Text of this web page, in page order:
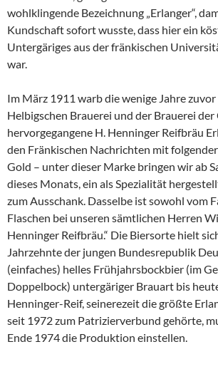
wohlklingende Bezeichnung „Erlanger“,
Kundschaft sofort wusste, dass hier ein
Untergäriges aus der fränkischen
war.
Im März 1911 warb die wenige Jahre zuvor
Helbigschen Brauerei und der Brauerei
hervorgegangene H. Henninger Reifbräu
den Fränkischen Nachrichten mit
Gold – unter dieser Marke bringen wir ab
dieses Monats, ein als Spezialität
zum Ausschank. Dasselbe ist sowohl vom
Flaschen bei unseren sämtlichen Herren
Henninger Reifbräu.“ Die Biersorte hielt
Jahrzehnte der jungen Bundesrepublik
(einfaches) helles Frühjahrsbockbier (im
Doppelbock) untergäriger Brauart bis
Henninger-Reif, seinerezeit die größte
seit 1972 zum Patrizierverbund gehörte,
Ende 1974 die Produktion einstellen.